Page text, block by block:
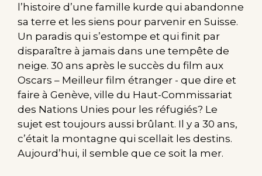
l’histoire d’une famille kurde qui abandonne
sa terre et les siens pour parvenir en Suisse.
Un paradis qui s’estompe et qui finit par
disparaître à jamais dans une tempête de
neige. 30 ans après le succès du film aux
Oscars – Meilleur film étranger - que dire et
faire à Genève, ville du Haut-Commissariat
des Nations Unies pour les réfugiés? Le
sujet est toujours aussi brûlant. Il y a 30 ans,
c’était la montagne qui scellait les destins.
Aujourd’hui, il semble que ce soit la mer.